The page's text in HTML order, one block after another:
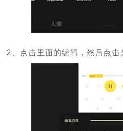
2、点击里面的编辑，然后点击